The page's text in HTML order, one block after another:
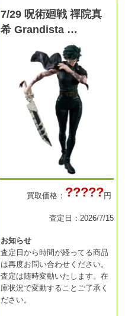
7/29 呪術廻戦 禪院真
希 Grandista …
買取価格： ?????円
査定日：2026/7/15
お知らせ
査定日から時間が経ってる商品
は再度お問い合わせください。
査定は随時変動いたします。在
庫状況で変動することご了承く
ださい。